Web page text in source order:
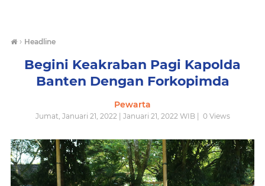
› Headline
Begini Keakraban Pagi Kapolda
Banten Dengan Forkopimda
Pewarta
Jumat, Januari 21, 2022 | Januari 21, 2022 WIB | 0Views